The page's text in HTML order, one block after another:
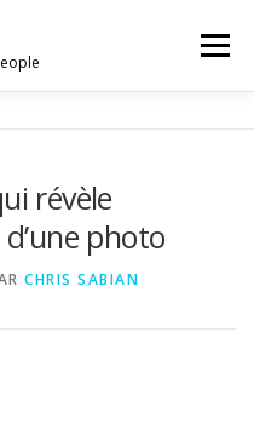
Menu
INFLUENCEURS
révèle
photo
CHRIS SABIAN